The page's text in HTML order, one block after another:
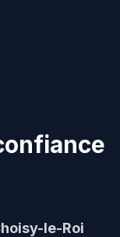
le-Roi